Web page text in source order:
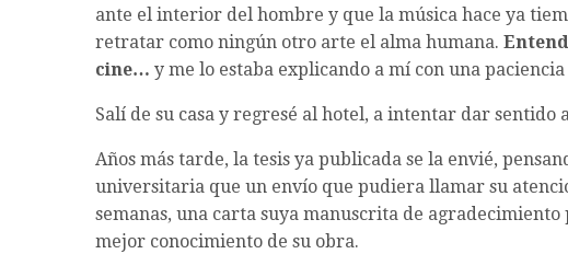
ante el interior del hombre y que la música hace ya
retratar como ningún otro arte el alma humana.
cine… y me lo estaba explicando a mí con una
Salí de su casa y regresé al hotel, a intentar dar sentido
Años más tarde, la tesis ya publicada se la envié,
universitaria que un envío que pudiera llamar su
semanas, una carta suya manuscrita de
mejor conocimiento de su obra.